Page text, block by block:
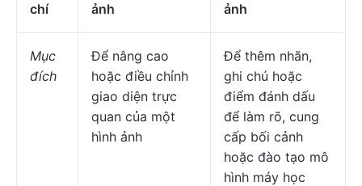
chí
ảnh
ảnh
Mục
đích
Để nâng cao
hoặc điều chỉnh
giao diện trực
quan của một
hình ảnh
Để thêm nhãn,
ghi chú hoặc
điểm đánh dấu
để làm rõ, cung
cấp bối cảnh
hoặc đào tạo mô
hình máy học